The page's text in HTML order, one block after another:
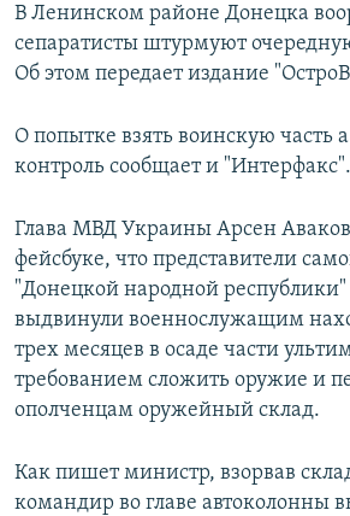
поискуЎЗБЕКЧА
ТОҶИКӢ
Все сайты РСЕ/РС
В Ленинском районе Донецка
сепаратисты штурмуют
Об этом передает издание
О попытке взять воинскую часть
контроль сообщает и "Интерфакс".
Глава МВД Украины Арсен
фейсбуке, что представители
"Донецкой народной
выдвинули военнослужащим
трех месяцев в осаде части
требованием сложить оружие и
ополченцам оружейный склад.
Как пишет министр, взорвав
командир во главе автоколонны